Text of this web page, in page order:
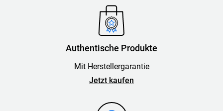
Authentische Produkte
Mit Herstellergarantie
Jetzt kaufen